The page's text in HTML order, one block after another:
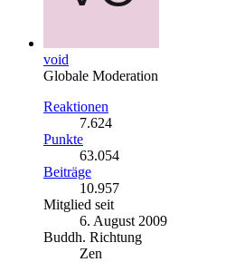
void
Globale Moderation
Reaktionen
7.624
Punkte
63.054
Beiträge
10.957
Mitglied seit
6. August 2009
Buddh. Richtung
Zen